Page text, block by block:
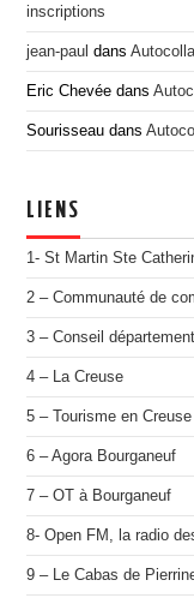
inscriptions
jean-paul dans
Eric Chevée dans
Sourisseau dans
LIENS
1- St Martin Ste
2 – Communauté de
3 – Conseil
4 – La Creuse
5 – Tourisme en Creuse
6 – Agora Bourganeuf
7 – OT à Bourganeuf
8- Open FM, la radio
9 – Le Cabas de